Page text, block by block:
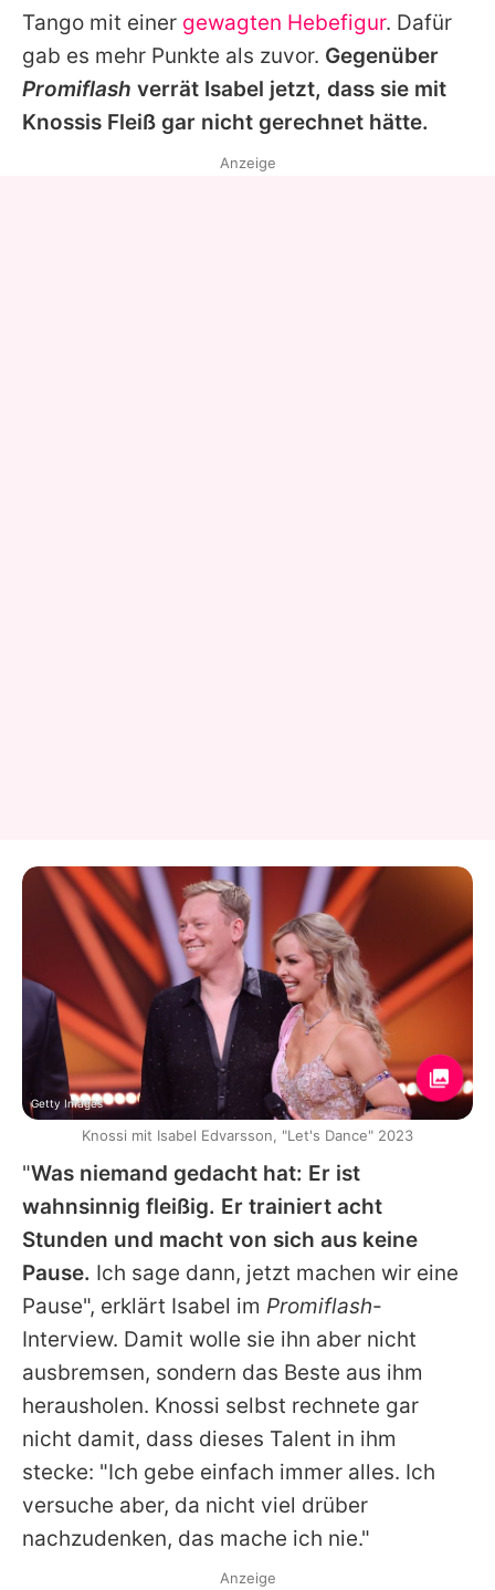
Tango mit einer gewagten Hebefigur. Dafür
gab es mehr Punkte als zuvor. Gegenüber
Promiflash verrät Isabel jetzt, dass sie mit
Knossis Fleiß gar nicht gerechnet hätte.
"Was niemand gedacht hat: Er ist
wahnsinnig fleißig. Er trainiert acht
Stunden und macht von sich aus keine
Pause. Ich sage dann, jetzt machen wir eine
Pause", erklärt Isabel im Promiflash-
Interview. Damit wolle sie ihn aber nicht
ausbremsen, sondern das Beste aus ihm
herausholen. Knossi selbst rechnete gar
nicht damit, dass dieses Talent in ihm
stecke: "Ich gebe einfach immer alles. Ich
versuche aber, da nicht viel drüber
nachzudenken, das mache ich nie."
Anzeige
Getty Images
Knossi mit Isabel Edvarsson, "Let's Dance" 2023
Anzeige